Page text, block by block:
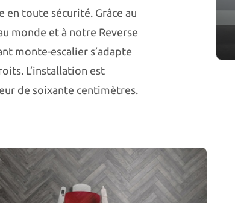
en toute sécurité. Grâce au
monde et à notre Reverse
monte-escalier s’adapte
L’installation est
de soixante centimètres.